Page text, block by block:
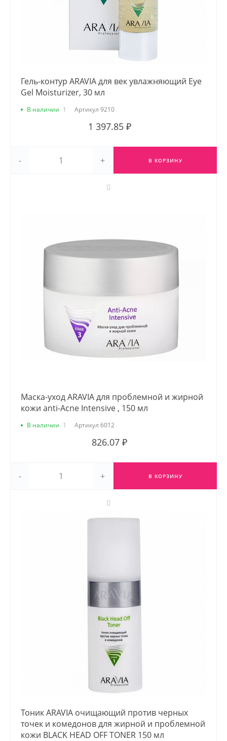
Гель-контур ARAVIA для век увлажняющий Eye
Gel Moisturizer, 30 мл
В наличии 1 Артикул 9210
1 397.85 ₽
- + В КОРЗИНУ
Маска-уход ARAVIA для проблемной и жирной
кожи anti-Acne Intensive , 150 мл
В наличии 1 Артикул 6012
826.07 ₽
- + В КОРЗИНУ
Тоник ARAVIA очищающий против черных
точек и комедонов для жирной и проблемной
кожи BLACK HEAD OFF TONER 150 мл